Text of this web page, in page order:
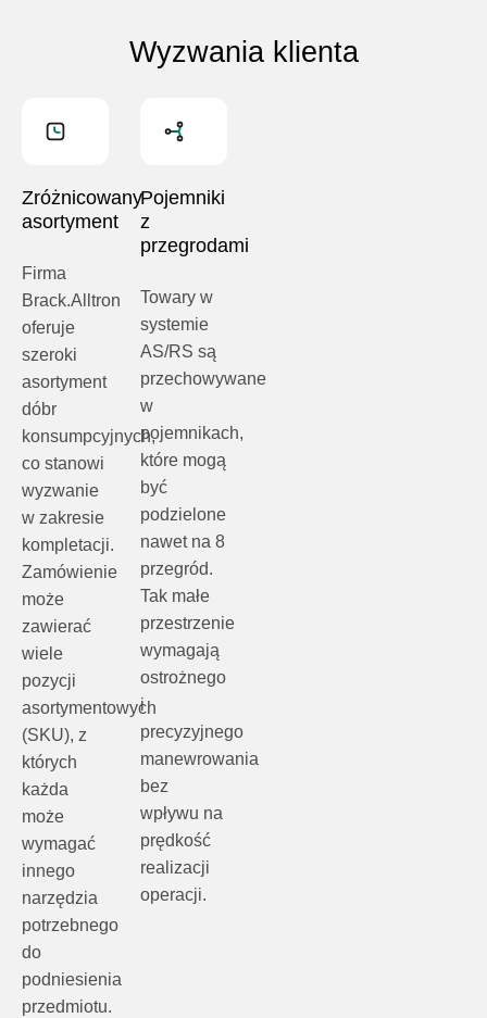
Wyzwania klienta
Zróżnicowany
asortyment
Firma
Brack.Alltron
oferuje
szeroki
asortyment
dóbr
konsumpcyjnych,
co stanowi
wyzwanie
w zakresie
kompletacji.
Zamówienie
może
zawierać
wiele
pozycji
asortymentowych
(SKU), z
których
każda
może
wymagać
innego
narzędzia
potrzebnego
do
podniesienia
przedmiotu.
Pojemniki
z
przegrodami
Towary w
systemie
AS/RS są
przechowywane
w
pojemnikach,
które mogą
być
podzielone
nawet na 8
przegród.
Tak małe
przestrzenie
wymagają
ostrożnego
i
precyzyjnego
manewrowania
bez
wpływu na
prędkość
realizacji
operacji.